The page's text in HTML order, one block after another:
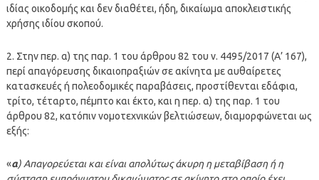
ιδίας οικοδομής και δεν διαθέτει, ήδη, δικαίωμα αποκλειστικής
χρήσης ιδίου σκοπού.
2. Στην περ. α) της παρ. 1 του άρθρου 82 του ν. 4495/2017 (Α’ 167),
περί απαγόρευσης δικαιοπραξιών σε ακίνητα με αυθαίρετες
κατασκευές ή πολεοδομικές παραβάσεις, προστίθενται εδάφια,
τρίτο, τέταρτο, πέμπτο και έκτο, και η περ. α) της παρ. 1 του
άρθρου 82, κατόπιν νομοτεχνικών βελτιώσεων, διαμορφώνεται ως
εξής:
«α) Απαγορεύεται και είναι απολύτως άκυρη η μεταβίβαση ή η